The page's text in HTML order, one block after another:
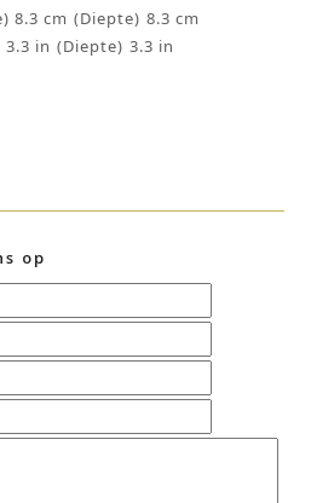
8.3 cm (Diepte) 8.3 cm
in (Diepte) 3.3 in
op